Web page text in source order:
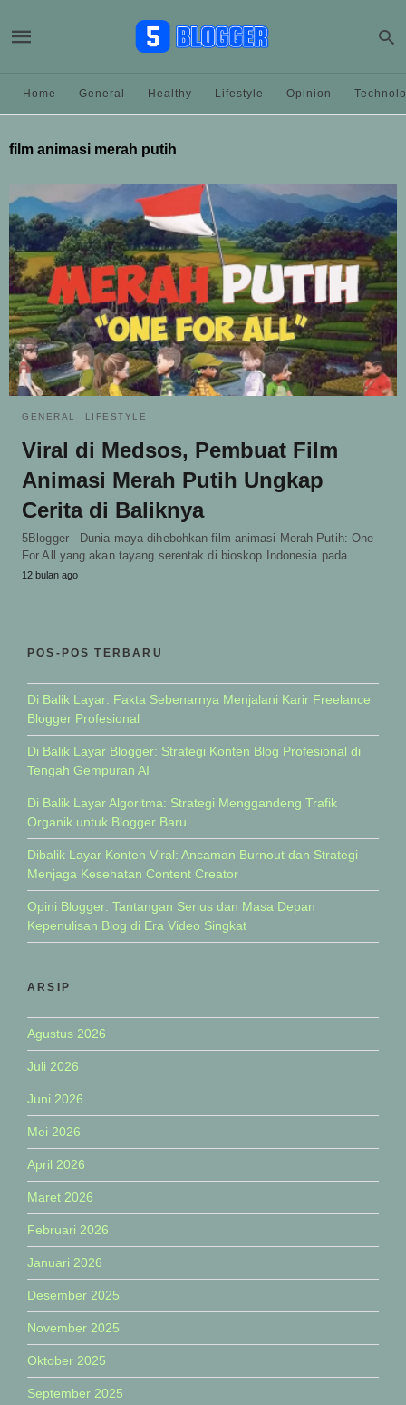
Home General Healthy Lifestyle Opinion
film animasi merah putih
GENERAL LIFESTYLE
Viral di Medsos, Pembuat Film
Animasi Merah Putih Ungkap
Cerita di Baliknya
5Blogger - Dunia maya dihebohkan film animasi Merah Putih: One
For All yang akan tayang serentak di bioskop Indonesia pada…
12 bulan ago
POS-POS TERBARU
Di Balik Layar: Fakta Sebenarnya Menjalani Karir Freelance
Blogger Profesional
Di Balik Layar Blogger: Strategi Konten Blog Profesional di
Tengah Gempuran AI
Di Balik Layar Algoritma: Strategi Menggandeng Trafik
Organik untuk Blogger Baru
Dibalik Layar Konten Viral: Ancaman Burnout dan Strategi
Menjaga Kesehatan Content Creator
Opini Blogger: Tantangan Serius dan Masa Depan
Kepenulisan Blog di Era Video Singkat
ARSIP
Agustus 2026
Juli 2026
Juni 2026
Mei 2026
April 2026
Maret 2026
Februari 2026
Januari 2026
Desember 2025
November 2025
Oktober 2025
September 2025